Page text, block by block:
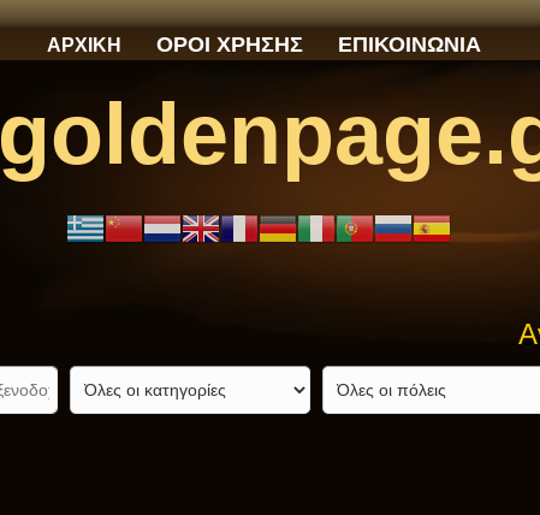
ΑΡΧΙΚΗ ΟΡΟΙ ΧΡΗΣΗΣ ΕΠΙΚΟΙΝΩΝΙΑ